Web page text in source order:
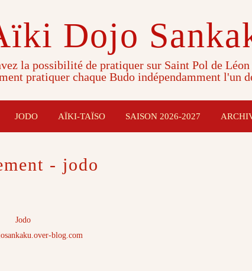
Dojo
la possibilité de pratiquer sur Saint Pol de
pratiquer chaque Budo indépendamment l'un
JODO AÏKI-TAÏSO SAISON 2026-2027
- jodo
Jodo
blog.com